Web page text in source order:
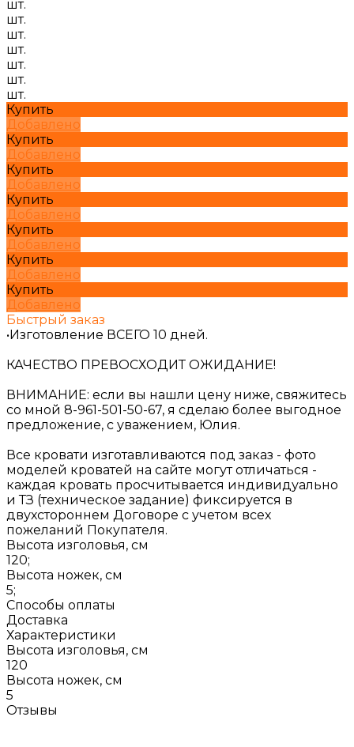
шт.
шт.
шт.
шт.
шт.
шт.
шт.
Купить
Добавлено
Купить
Добавлено
Купить
Добавлено
Купить
Добавлено
Купить
Добавлено
Купить
Добавлено
Купить
Добавлено
Быстрый заказ
•Изготовление ВСЕГО 10 дней.
КАЧЕСТВО ПРЕВОСХОДИТ ОЖИДАНИЕ!
ВНИМАНИЕ: если вы нашли цену ниже, свяжитесь
со мной 8-961-501-50-67, я сделаю более выгодное
предложение, с уважением, Юлия.
Все кровати изготавливаются под заказ - фото
моделей кроватей на сайте могут отличаться -
каждая кровать просчитывается индивидуально
и ТЗ (техническое задание) фиксируется в
двухстороннем Договоре с учетом всех
пожеланий Покупателя.
Высота изголовья, см
120;
Высота ножек, см
5;
Способы оплаты
Доставка
Характеристики
Высота изголовья, см
120
Высота ножек, см
5
Отзывы